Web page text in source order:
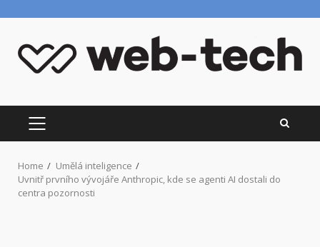
content
PRIMARY
MENU
Home
Umělá inteligence
Uvnitř prvního vývojáře Anthropic, kde se agenti AI dostali do
centra pozornosti